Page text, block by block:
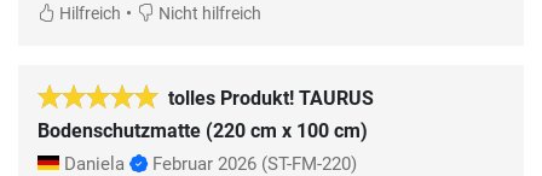
Hilfreich • Nicht hilfreich
tolles Produkt! TAURUS
Bodenschutzmatte (220 cm x 100 cm)
Daniela Februar 2026 (ST-FM-220)